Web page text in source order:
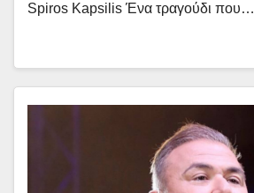
Spiros Kapsilis Ένα τραγούδι που…